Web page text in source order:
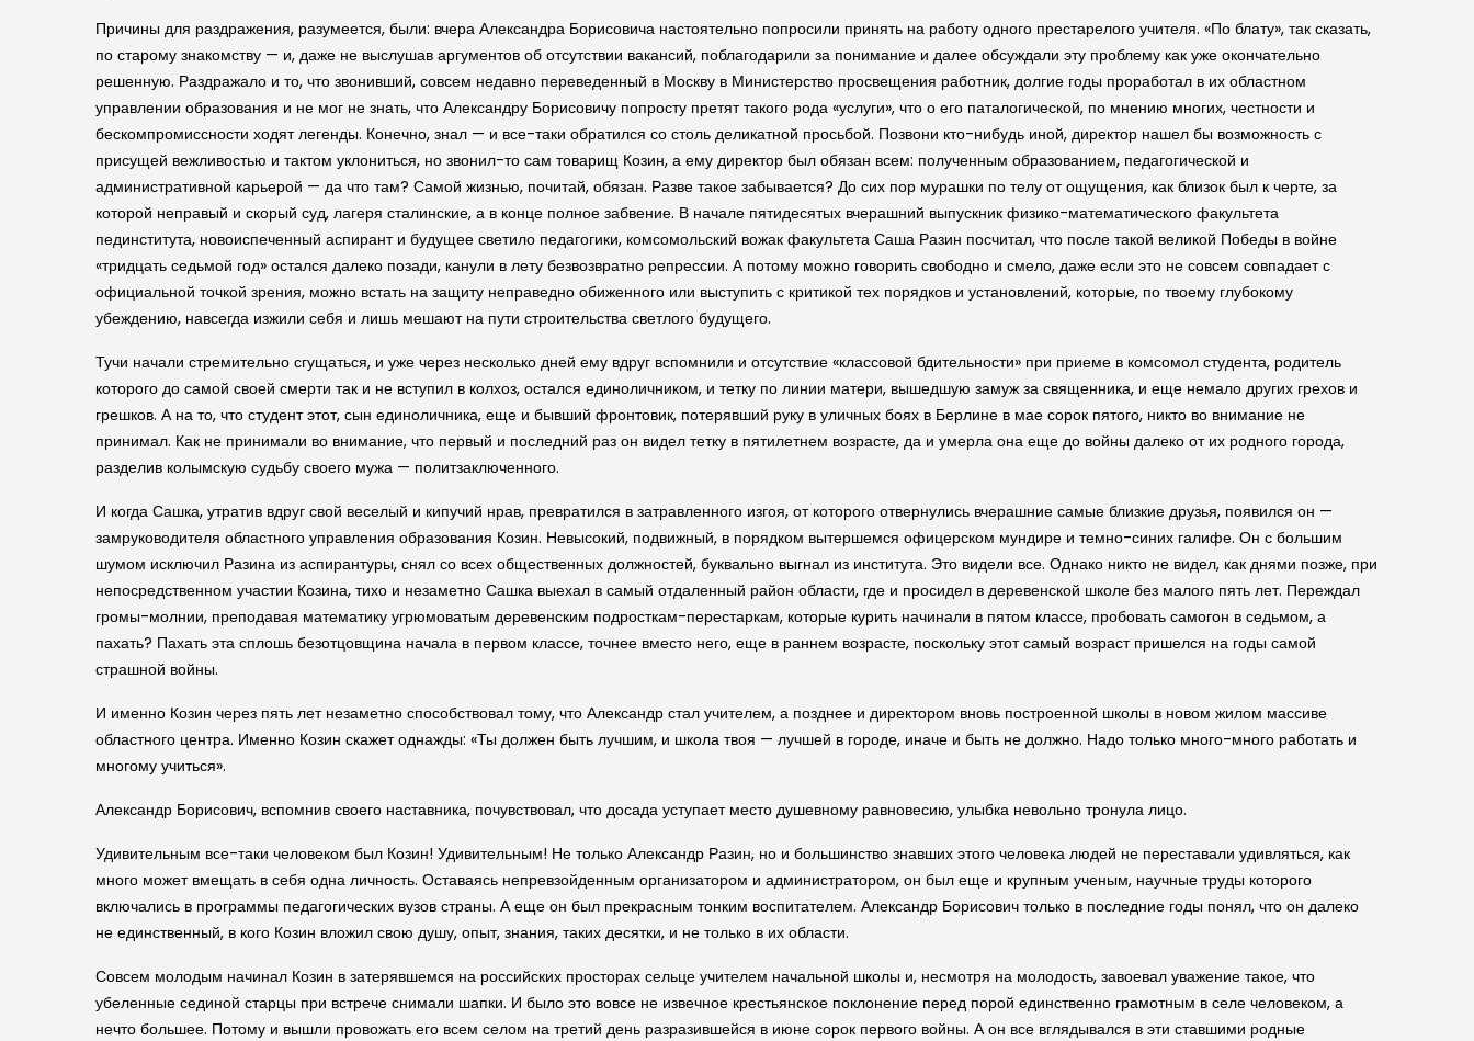
Причины для раздражения, разумеется, были: вчера Александра Борисовича настоятельно попросили принять на работу одного престарелого учителя. «По блату», так сказать,
по старому знакомству — и, даже не выслушав аргументов об отсутствии вакансий, поблагодарили за понимание и далее обсуждали эту проблему как уже окончательно
решенную. Раздражало и то, что звонивший, совсем недавно переведенный в Москву в Министерство просвещения работник, долгие годы проработал в их областном
управлении образования и не мог не знать, что Александру Борисовичу попросту претят такого рода «услуги», что о его паталогической, по мнению многих, честности и
бескомпромиссности ходят легенды. Конечно, знал — и все-таки обратился со столь деликатной просьбой. Позвони кто-нибудь иной, директор нашел бы возможность с
присущей вежливостью и тактом уклониться, но звонил-то сам товарищ Козин, а ему директор был обязан всем: полученным образованием, педагогической и
административной карьерой — да что там? Самой жизнью, почитай, обязан. Разве такое забывается? До сих пор мурашки по телу от ощущения, как близок был к черте, за
которой неправый и скорый суд, лагеря сталинские, а в конце полное забвение. В начале пятидесятых вчерашний выпускник физико-математического факультета
пединститута, новоиспеченный аспирант и будущее светило педагогики, комсомольский вожак факультета Саша Разин посчитал, что после такой великой Победы в войне
«тридцать седьмой год» остался далеко позади, канули в лету безвозвратно репрессии. А потому можно говорить свободно и смело, даже если это не совсем совпадает с
официальной точкой зрения, можно встать на защиту неправедно обиженного или выступить с критикой тех порядков и установлений, которые, по твоему глубокому
убеждению, навсегда изжили себя и лишь мешают на пути строительства светлого будущего.
Тучи начали стремительно сгущаться, и уже через несколько дней ему вдруг вспомнили и отсутствие «классовой бдительности» при приеме в комсомол студента, родитель
которого до самой своей смерти так и не вступил в колхоз, остался единоличником, и тетку по линии матери, вышедшую замуж за священника, и еще немало других грехов и
грешков. А на то, что студент этот, сын единоличника, еще и бывший фронтовик, потерявший руку в уличных боях в Берлине в мае сорок пятого, никто во внимание не
принимал. Как не принимали во внимание, что первый и последний раз он видел тетку в пятилетнем возрасте, да и умерла она еще до войны далеко от их родного города,
разделив колымскую судьбу своего мужа — политзаключенного.
И когда Сашка, утратив вдруг свой веселый и кипучий нрав, превратился в затравленного изгоя, от которого отвернулись вчерашние самые близкие друзья, появился он —
замруководителя областного управления образования Козин. Невысокий, подвижный, в порядком вытершемся офицерском мундире и темно-синих галифе. Он с большим
шумом исключил Разина из аспирантуры, снял со всех общественных должностей, буквально выгнал из института. Это видели все. Однако никто не видел, как днями позже, при
непосредственном участии Козина, тихо и незаметно Сашка выехал в самый отдаленный район области, где и просидел в деревенской школе без малого пять лет. Переждал
громы-молнии, преподавая математику угрюмоватым деревенским подросткам-перестаркам, которые курить начинали в пятом классе, пробовать самогон в седьмом, а
пахать? Пахать эта сплошь безотцовщина начала в первом классе, точнее вместо него, еще в раннем возрасте, поскольку этот самый возраст пришелся на годы самой
страшной войны.
И именно Козин через пять лет незаметно способствовал тому, что Александр стал учителем, а позднее и директором вновь построенной школы в новом жилом массиве
областного центра. Именно Козин скажет однажды: «Ты должен быть лучшим, и школа твоя — лучшей в городе, иначе и быть не должно. Надо только много-много работать и
многому учиться».
Александр Борисович, вспомнив своего наставника, почувствовал, что досада уступает место душевному равновесию, улыбка невольно тронула лицо.
Удивительным все-таки человеком был Козин! Удивительным! Не только Александр Разин, но и большинство знавших этого человека людей не переставали удивляться, как
много может вмещать в себя одна личность. Оставаясь непревзойденным организатором и администратором, он был еще и крупным ученым, научные труды которого
включались в программы педагогических вузов страны. А еще он был прекрасным тонким воспитателем. Александр Борисович только в последние годы понял, что он далеко
не единственный, в кого Козин вложил свою душу, опыт, знания, таких десятки, и не только в их области.
Совсем молодым начинал Козин в затерявшемся на российских просторах сельце учителем начальной школы и, несмотря на молодость, завоевал уважение такое, что
убеленные сединой старцы при встрече снимали шапки. И было это вовсе не извечное крестьянское поклонение перед порой единственно грамотным в селе человеком, а
нечто большее. Потому и вышли провожать его всем селом на третий день разразившейся в июне сорок первого войны. А он все вглядывался в эти ставшими родные